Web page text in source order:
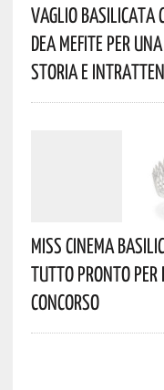
Vaglio Basilicata
Dea Mefite Per
Storia E
Miss Cinema
Tutto Pronto Per
Concorso